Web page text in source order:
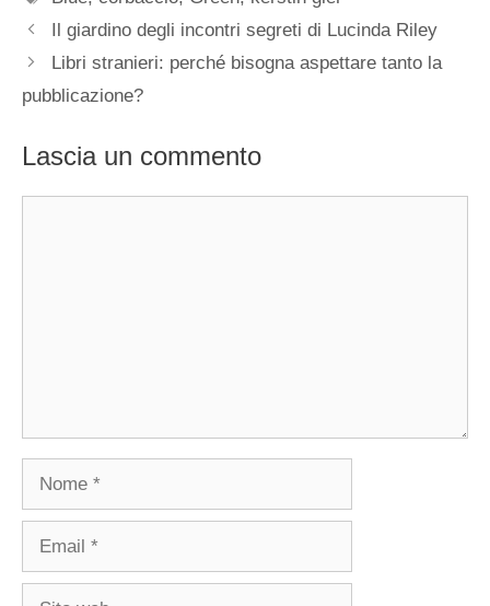
Il giardino degli incontri segreti di Lucinda Riley
Libri stranieri: perché bisogna aspettare tanto la
pubblicazione?
Lascia un commento